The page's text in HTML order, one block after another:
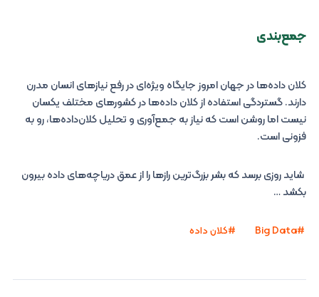
جمع‌بندی
کلان‌ داده‌ها در جهان امروز جایگاه ویژه‌ای در رفع نیازهای انسان مدرن
دارند. گستردگی استفاده از کلان‌ داده‌ها در کشورهای مختلف یکسان
نیست اما روشن است که نیاز به جمع‌آوری و تحلیل کلان‌داده‌ها، رو به‌
فزونی است.
شاید روزی برسد که بشر بزرگ‌ترین رازها را از عمق دریاچه‌های داده بیرون
بکشد …
Big Data کلان داده